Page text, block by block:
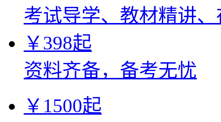
考试导学、教材精讲
￥398起
资料齐备，备考无忧
￥ 1500起